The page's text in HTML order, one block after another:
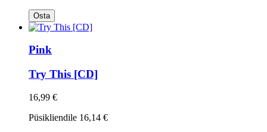
Osta
Pink
Try This [CD]
16,99 €
Püsikliendile 16,14 €